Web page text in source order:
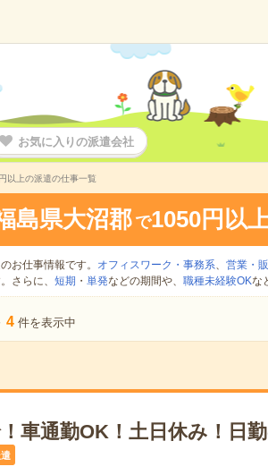
お気に入りの派遣会社
以上の派遣の仕事一覧
島県大沼郡 で1050円以
お仕事情報です。 オフィスワーク・事務系、 営業・
さらに、 短期 ・ 単発などの期間や、 職種未経験OKな
4 件を表示中
車通勤OK！土日休み！日